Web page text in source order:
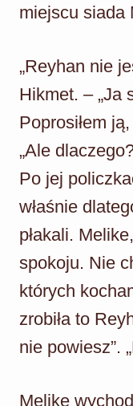
miejscu siada
„Reyhan nie
Hikmet. – „Ja
Poprosiłem
„Ale
Po jej
właśnie
płakali.
spokoju. Nie
których
zrobiła to
nie powiesz”.
Melike